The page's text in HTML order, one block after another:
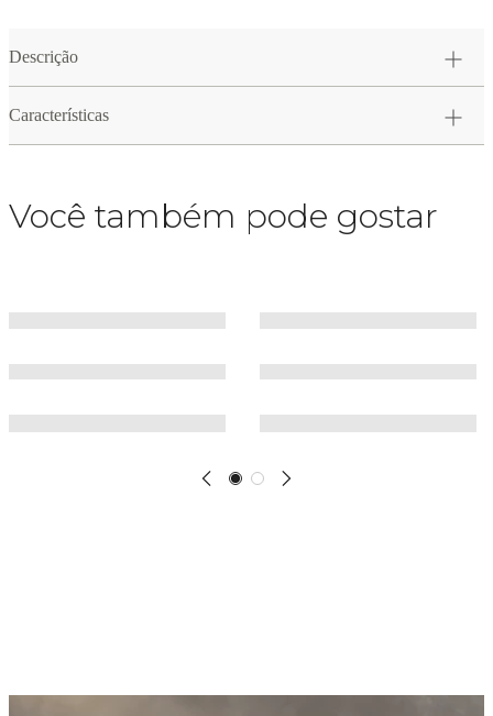
Descrição
Características
Você também pode gostar